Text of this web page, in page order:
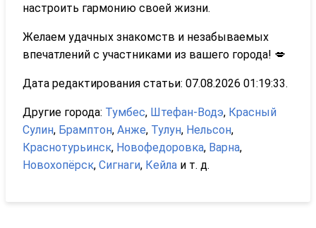
настроить гармонию своей жизни.
Желаем удачных знакомств и незабываемых
впечатлений с участниками из вашего города! 💋
Дата редактирования статьи: 07.08.2026 01:19:33.
Другие города: Тумбес, Штефан-Водэ, Красный
Сулин, Брамптон, Анже, Тулун, Нельсон,
Краснотурьинск, Новофедоровка, Варна,
Новохопёрск, Сигнаги, Кейла и т. д.